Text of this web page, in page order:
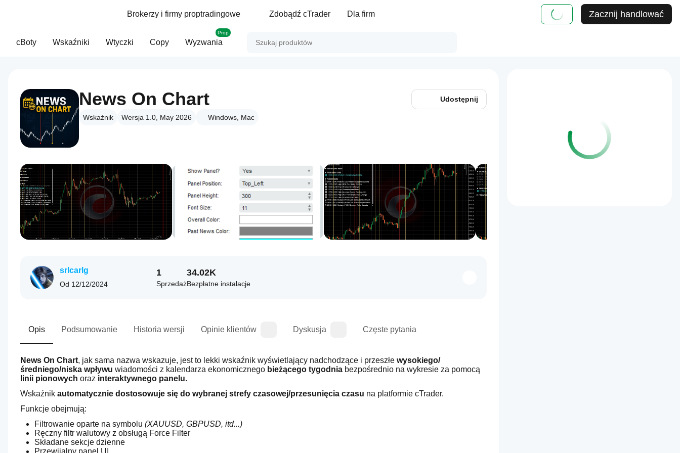
Brokerzy i firmy proptradingowe Zdobądź cTrader Dla firm Zacznij handlować
cBoty Wskaźniki Wtyczki Copy Wyzwania
Prop
News On Chart
Wskaźnik Wersja 1.0, May 2026 Windows, Mac
Udostępnij
srlcarlg
Od 12/12/2024
1
Sprzedaż
34.02K
Bezpłatne instalacje
Opis Podsumowanie Historia wersji Opinie klientów Dyskusja Częste pytania
News On Chart, jak sama nazwa wskazuje, jest to lekki wskaźnik wyświetlający nadchodzące i przeszłe wysokiego/
średniego/niska wpływu wiadomości z kalendarza ekonomicznego bieżącego tygodnia
linii pionowych oraz interaktywnego panelu.
Wskaźnik automatycznie dostosowuje się do wybranej strefy czasowej/przesunięcia czasu na platformie cTrader.
Funkcje obejmują:
Filtrowanie oparte na symbolu (XAUUSD, GBPUSD, itd...)
Ręczny filtr walutowy z obsługą Force Filter
Składane sekcje dzienne
Przewijalny panel UI